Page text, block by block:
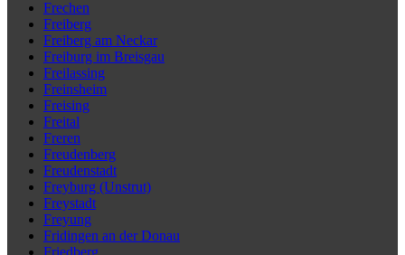
Frechen
Freiberg
Freiberg am Neckar
Freiburg im Breisgau
Freilassing
Freinsheim
Freising
Freital
Freren
Freudenberg
Freudenstadt
Freyburg (Unstrut)
Freystadt
Freyung
Fridingen an der Donau